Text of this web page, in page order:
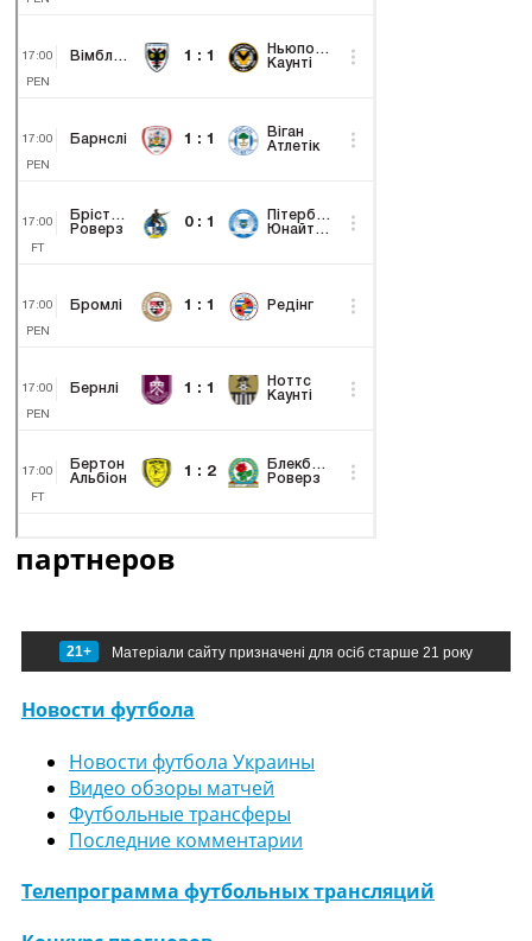
партнеров
21+ Матеріали сайту призначені для осіб старше 21 року
Новости футбола
Новости футбола Украины
Видео обзоры матчей
Футбольные трансферы
Последние комментарии
Телепрограмма футбольных трансляций